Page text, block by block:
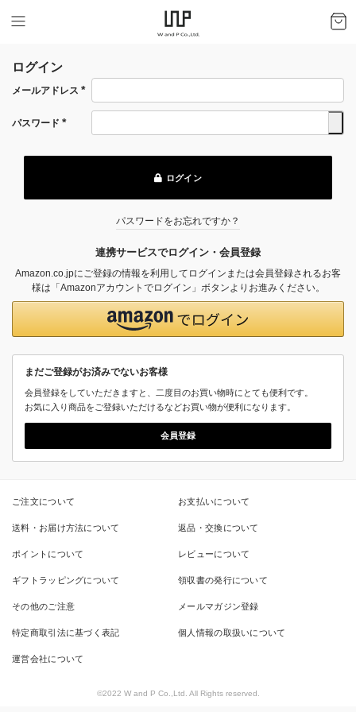
ログイン
メールアドレス
(必
須)
パスワード
ログイン
パスワードをお忘れですか？
連携サービスでログイン・会員登録
Amazon.co.jpにご登録の情報を利用してログインまたは会員登録されるお客
様は「Amazonアカウントでログイン」ボタンよりお進みください。
まだご登録がお済みでないお客様
会員登録をしていただきますと、二度目のお買い物時にとても便利です。
お気に入り商品をご登録いただけるなどお買い物が便利になります。
会員登録
ご注文について お支払いについて
送料・お届け方法について 返品・交換について
ポイントについて レビューについて
ギフトラッピングについて 領収書の発行について
その他のご注意 メールマガジン登録
特定商取引法に基づく表記 個人情報の取扱いについて
運営会社について
©2022 W and P Co.,Ltd. All Rights reserved.